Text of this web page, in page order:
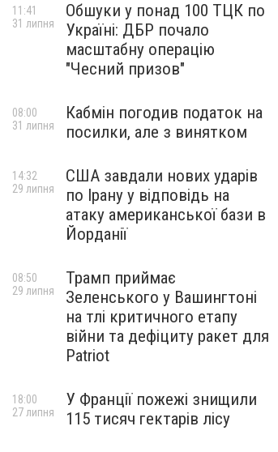
Обшуки у понад 100 ТЦК по
Україні: ДБР почало
масштабну операцію
"Чесний призов"
11:41
31 липня
Кабмін погодив податок на
посилки, але з винятком
08:00
31 липня
США завдали нових ударів
по Ірану у відповідь на
атаку американської бази в
Йорданії
14:32
29 липня
Трамп приймає
Зеленського у Вашингтоні
на тлі критичного етапу
війни та дефіциту ракет для
Patriot
08:50
29 липня
У Франції пожежі знищили
115 тисяч гектарів лісу
18:00
27 липня